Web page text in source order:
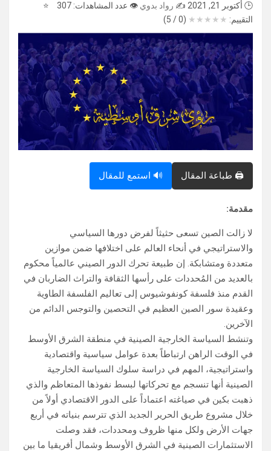
🕒 أكتوبر 21, 2021 ✍️ رواد بدوي 👁️ عدد المشاهدات: 307
⭐
التقييم: ★
★
★
★
★
(0 / 5)
🖨️ طباعة المقال 🔊 استمع للمقال
مقدمة:
لا زالت الصين تسعى حثيثاً لفرض دورها السياسي
والاستراتيجي في أنحاء العالم على اختلافها ضمن موازين
متعددة ومتشابكة. إن طبيعة تحرك الدور الصيني عالمياً محكوم
بالعديد من المُحددات على رأسها الثقافة والتراث الضاربان في
القدم منذ فلسفة كونفوشيوس إلى تعاليم الفلسفة الطاوية
وعقيدة سور الصين العظيم في التحصين والتوجس الدائم من
الآخرين.
وتنشط السياسة الخارجية الصينية في منطقة الشرق الأوسط
في الوقت الراهن ارتباطاً بعدة عوامل سياسية واقتصادية
واستراتيجية، المهم في دراسة سلوك السياسة الخارجية
الصينية أنها تنسجم مع تحركاتها لبسط نفوذها المتعاظم والذي
ذهبت بكين في صياغته اعتماداً على الدور الاقتصادي أولاً من
خلال مشروع طريق الحرير الجديد الذي تترسم بنياته في أربع
جهات الأرض ولكل منها ظروف ومحددات، فقد وصلت
الاستثمارات الصينية في الشرق الأوسط وشمال أفريقيا ما بين